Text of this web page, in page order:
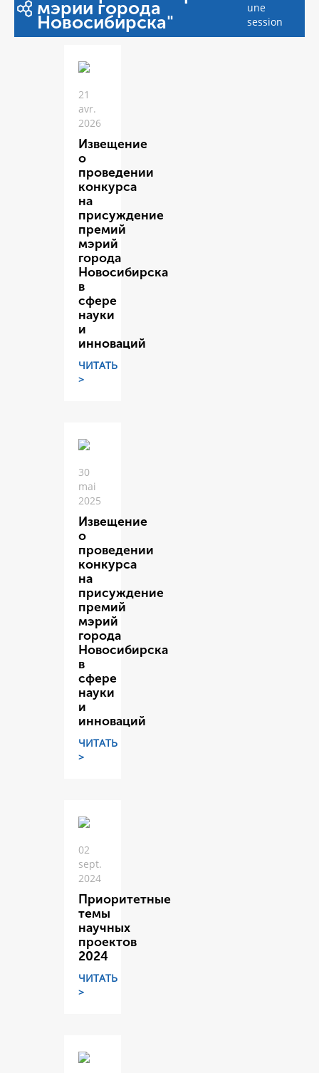
мэрии города
Новосибирска"
une
session
21
avr.
2026
Извещение
о
проведении
конкурса
на
присуждение
премий
мэрий
города
Новосибирска
в
сфере
науки
и
инноваций
ЧИТАТЬ
>
30
mai
2025
Извещение
о
проведении
конкурса
на
присуждение
премий
мэрий
города
Новосибирска
в
сфере
науки
и
инноваций
ЧИТАТЬ
>
02
sept.
2024
Приоритетные
темы
научных
проектов
2024
ЧИТАТЬ
>